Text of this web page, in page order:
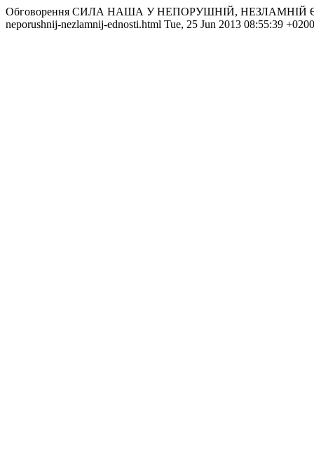
Обговорення СИЛА НАША У НЕПОРУШНІЙ, НЕЗЛАМНІЙ
neporushnij-nezlamnij-ednosti.html Tue, 25 Jun 2013 08:55:39 +0200